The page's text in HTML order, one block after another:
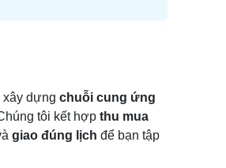
xây dựng chuỗi cung ứng
tôi kết hợp thu mua
giao đúng lịch để bạn tập